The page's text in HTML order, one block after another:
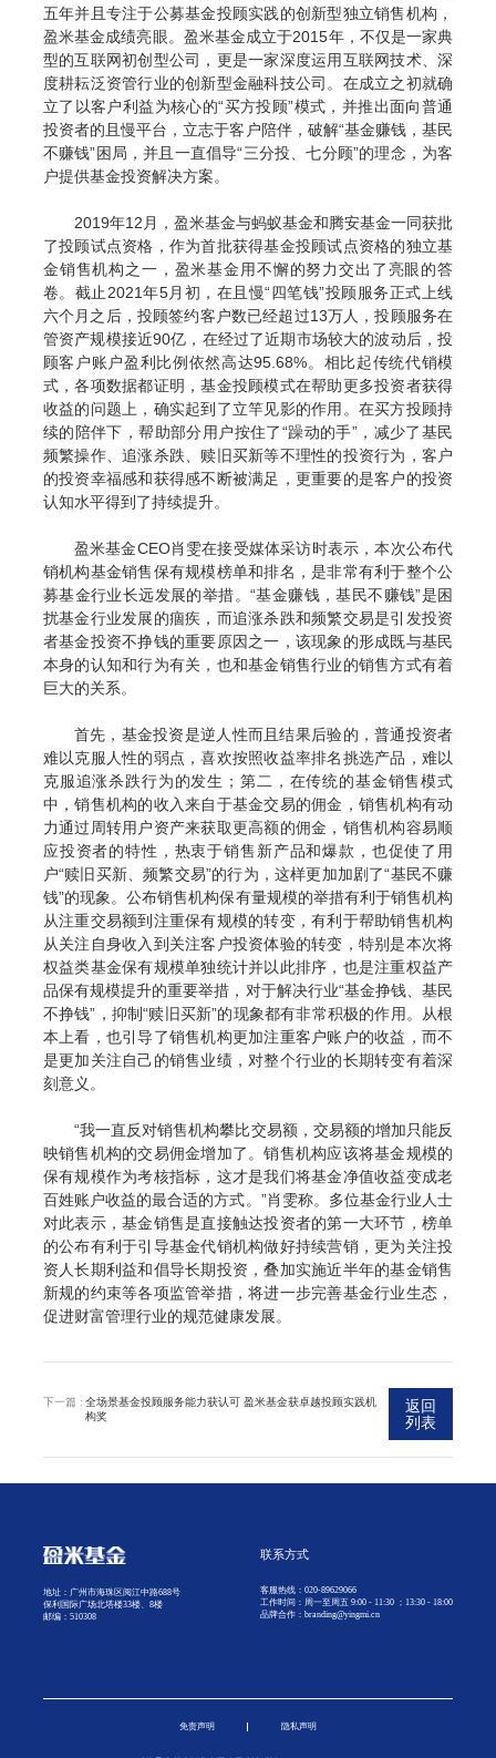
五年并且专注于公募基金投顾实践的创新型独立销售机构，
盈米基金成绩亮眼。 盈米基金成立于2015年，不仅是一家典
型的互联网初创型公司，更是一家深度运用互联网技术、深
度耕耘泛资管行业的创新型金融科技公司。在成立之初就确
立了以客户利益为核心的“买方投顾”模式，并推出面向普通
投资者的且慢平台，立志于客户陪伴，破解“基金赚钱，基民
不赚钱”困局，并且一直倡导“三分投、七分顾”的理念，为客
户提供基金投资解决方案。
2019年12 月，盈米基金与蚂蚁基金和腾安基金一同获批
了投顾试点资格，作为首批获得基金投顾试点资格的独立基
金销售机构之一，盈米基金用不懈的努力交出了亮眼的答
卷。截止 2021年5月初，在且慢“四笔钱”投顾服务正式上线
六个月之后，投顾签约客户数已经超过13万人，投顾服务在
管资产规模接近90亿，在经过了近期市场较大的波动后，投
顾客户账户盈利比例依然高达95.68%。 相比起传统代销模
式，各项数据都证明，基金投顾模式在帮助更多投资者获得
收益的问题上，确实起到了立竿见影的作用。在买方投顾持
续的陪伴下，帮助部分用户按住了“躁动的手”，减少了基民
频繁操作、追涨杀跌、赎旧买新等不理性的投资行为，客户
的投资幸福感和获得感不断被满足，更重要的是客户的投资
认知水平得到了持续提升。
盈米基金CEO肖雯在接受媒体采访时表示，本次公布代
销机构基金销售保有规模榜单和排名，是非常有利于整个公
募基金行业长远发展的举措。 “基金赚钱，基民不赚钱”是困
扰基金行业发展的痼疾，而追涨杀跌和频繁交易是引发投资
者基金投资不挣钱的重要原因之一，该现象的形成既与基民
本身的认知和行为有关，也和基金销售行业的销售方式有着
巨大的关系。
首先，基金投资是逆人性而且结果后验的，普通投资者
难以克服人性的弱点，喜欢按照收益率排名挑选产品，难以
克服追涨杀跌行为的发生；第二，在传统的基金销售模式
中，销售机构的收入来自于基金交易的佣金，销售机构有动
力通过周转用户资产来获取更高额的佣金，销售机构容易顺
应投资者的特性，热衷于销售新产品和爆款，也促使了用
户“赎旧买新、频繁交易”的行为，这样更加加剧了“基民不赚
钱”的现象。公布销售机构保有量规模的举措有利于销售机构
从注重交易额到注重保有规模的转变，有利于帮助销售机构
从关注自身收入到关注客户投资体验的转变，特别是本次将
权益类基金保有规模单独统计并以此排序，也是注重权益产
品保有规模提升的重要举措，对于解决行业“基金挣钱、基民
不挣钱” ，抑制“赎旧买新”的现象都有非常积极的作用。从根
本上看，也引导了销售机构更加注重客户账户的收益，而不
是更加关注自己的销售业绩，对整个行业的长期转变有着深
刻意义。
“我一直反对销售机构攀比交易额，交易额的增加只能反
映销售机构的交易佣金增加了。销售机构应该将基金规模的
保有规模作为考核指标，这才是我们将基金净值收益变成老
百姓账户收益的最合适的方式。 ”肖雯称。多位基金行业人士
对此表示，基金销售是直接触达投资者的第一大环节，榜单
的公布有利于引导基金代销机构做好持续营销，更为关注投
资人长期利益和倡导长期投资，叠加实施近半年的基金销售
新规的约束等各项监管举措，将进一步完善基金行业生态，
促进财富管理行业的规范健康发展。
下一篇 : 全场景基金投顾服务能力获认可 盈米基金获卓越投顾实践机
构奖
返回
列表
地址：广州市海珠区阅江中路688号
保利国际广场北塔楼33楼、8楼
邮编：510308
联系方式
客服热线：020-89629066
工作时间：周一至周五 9:00 - 11:30 ；13:30 - 18:00
品牌合作：branding@yingmi.cn
免责声明 隐私声明